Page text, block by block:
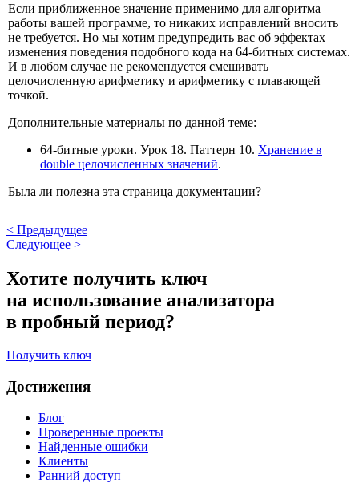
Если приближенное значение применимо для алгоритма
работы вашей программе, то никаких исправлений вносить
не требуется. Но мы хотим предупредить вас об эффектах
изменения поведения подобного кода на 64-битных системах.
И в любом случае не рекомендуется смешивать
целочисленную арифметику и арифметику с плавающей
точкой.
Дополнительные материалы по данной теме:
64-битные уроки. Урок 18. Паттерн 10. Хранение в
double целочисленных значений.
Была ли полезна эта страница документации?
< Предыдущее
Следующее >
Хотите получить ключ
на использование анализатора
в пробный период?
Получить ключ
Достижения
Блог
Проверенные проекты
Найденные ошибки
Клиенты
Ранний доступ